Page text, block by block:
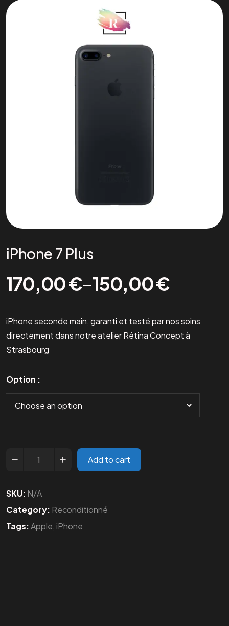
iPhone 7 Plus
150,00€
–
170,00€
iPhone seconde main, garanti et testé par nos soins
directement dans notre atelier Rétina Concept à
Strasbourg
Option
Add to cart
SKU: N/A
Category: Reconditionné
Tags:Apple,iPhone